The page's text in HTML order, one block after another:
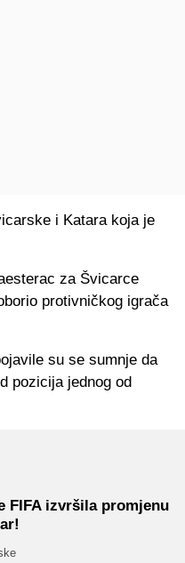
i Katara koja je
za Švicarce
protivničkog igrača
su se sumnje da
pozicija jednog od
FIFA izvršila promjenu